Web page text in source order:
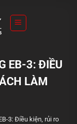
EB-3: ĐIỀU
LÀM
3: Điều kiện, rủi ro